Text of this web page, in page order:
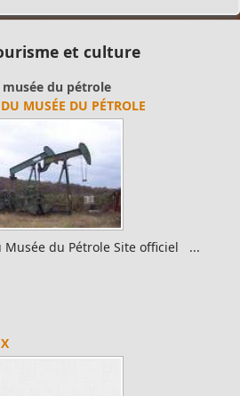
et culture
du pétrole
MUSÉE DU PÉTROLE
Musée du Pétrole Site officiel ...